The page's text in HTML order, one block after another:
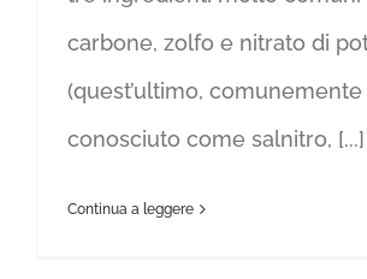
carbone, zolfo e nitrato di
(quest’ultimo, comunemente
conosciuto come salnitro, [...]
Continua a leggere